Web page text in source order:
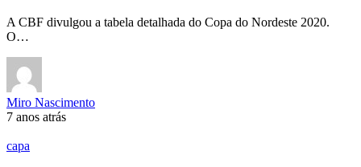
A CBF divulgou a tabela detalhada do Copa do Nordeste 2020.
O…
Miro Nascimento
7 anos atrás
capa